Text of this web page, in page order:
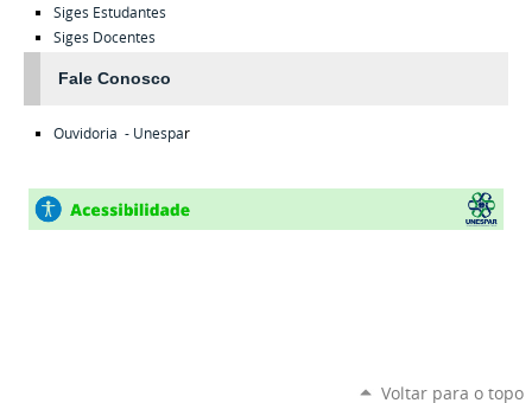
Siges Estudantes
Siges Docentes
Fale Conosco
Ouvidoria - Unespar
Voltar para o topo